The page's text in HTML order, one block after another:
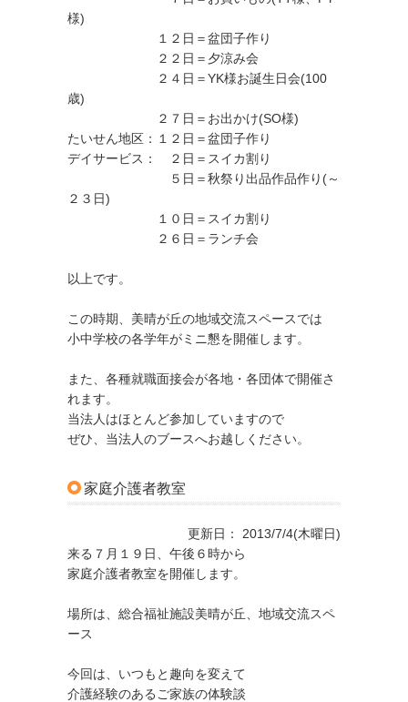
様)
１２日＝盆団子作り
２２日＝夕涼み会
２４日＝YK様お誕生日会(100
歳)
２７日＝お出かけ(SO様)
たいせん地区：１２日＝盆団子作り
デイサービス： ２日＝スイカ割り
５日＝秋祭り出品作品作り(～
２３日)
１０日＝スイカ割り
２６日＝ランチ会
以上です。
この時期、美晴が丘の地域交流スペースでは
小中学校の各学年がミニ懇を開催します。
また、各種就職面接会が各地・各団体で開催さ
れます。
当法人はほとんど参加していますので
ぜひ、当法人のブースへお越しください。
家庭介護者教室
更新日： 2013/7/4(木曜日)
来る７月１９日、午後６時から
家庭介護者教室を開催します。
場所は、総合福祉施設美晴が丘、地域交流スペ
ース
今回は、いつもと趣向を変えて
介護経験のあるご家族の体験談